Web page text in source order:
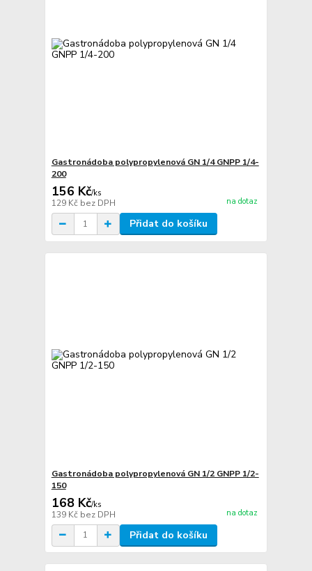
Gastronádoba polypropylenová GN 1/4 GNPP 1/4-
200
156 Kč/ks
129 Kč bez DPH na dotaz
Přidat do košíku
Gastronádoba polypropylenová GN 1/2 GNPP 1/2-
150
168 Kč/ks
139 Kč bez DPH na dotaz
Přidat do košíku